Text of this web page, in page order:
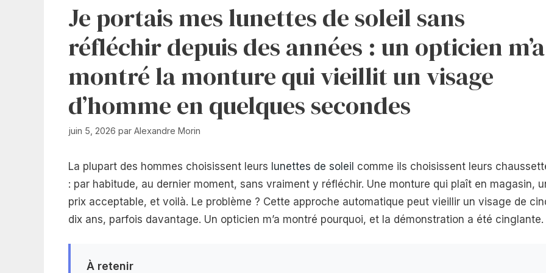
Je portais mes lunettes de soleil sans
réfléchir depuis des années : un opticien m’a
montré la monture qui vieillit un visage
d’homme en quelques secondes
juin 5, 2026 par Alexandre Morin
La plupart des hommes choisissent leurs lunettes de soleil comme ils choisissent leurs
: par habitude, au dernier moment, sans vraiment y réfléchir. Une monture qui plaît en magasin,
prix acceptable, et voilà. Le problème ? Cette approche automatique peut vieillir un visage de
dix ans, parfois davantage. Un opticien m’a montré pourquoi, et la démonstration a été cinglante.
À retenir